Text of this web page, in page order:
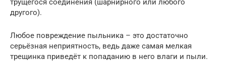
трущегося соединения (шарнирного или любого
другого).
Любое повреждение пыльника – это достаточно
серьёзная неприятность, ведь даже самая мелкая
трещинка приведёт к попаданию в него влаги и пыли.